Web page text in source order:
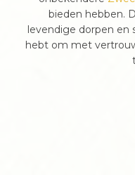
bieden hebben.
levendige dorpen en
hebt om met